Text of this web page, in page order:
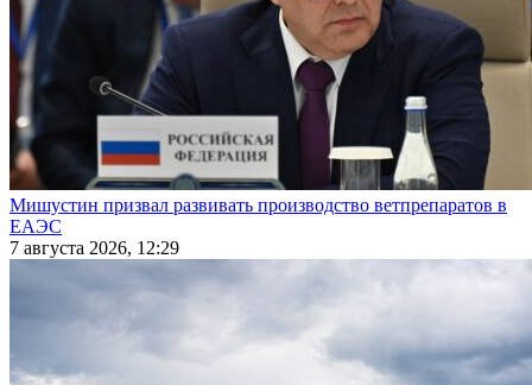
Мишустин призвал развивать производство ветпрепаратов в
ЕАЭС
7 августа 2026, 12:29